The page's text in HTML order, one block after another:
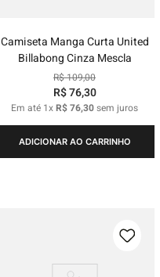
Camiseta Manga Curta United
Billabong Cinza Mescla
R$109,00
R$76,30
Em até 1xR$76,30sem juros
ADICIONAR AO CARRINHO